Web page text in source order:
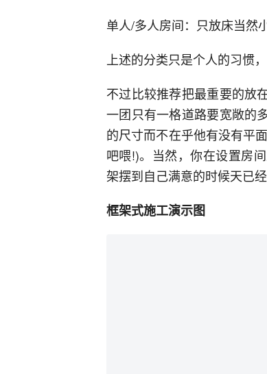
单人/多人房间：只放床当然
上述的分类只是个人的习惯
不过比较推荐把最重要的放
一团只有一格道路要宽敞的
的尺寸而不在乎他有没有平
吧喂!)。当然，你在设置房
架摆到自己满意的时候天已
框架式施工演示图